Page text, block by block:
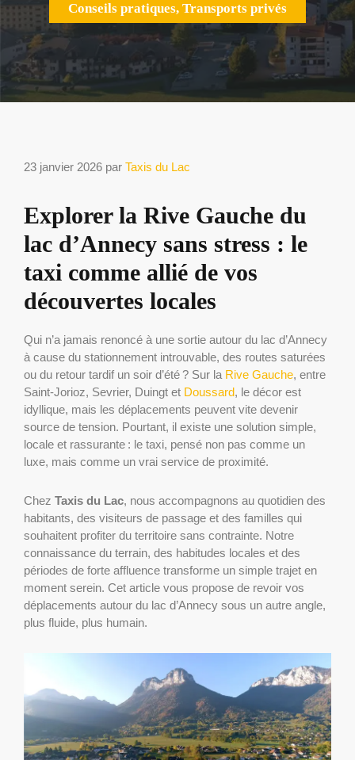
Conseils pratiques, Transports privés
23 janvier 2026 par Taxis du Lac
Explorer la Rive Gauche du
lac d’Annecy sans stress : le
taxi comme allié de vos
découvertes locales
Qui n’a jamais renoncé à une sortie autour du lac d’Annecy
à cause du stationnement introuvable, des routes saturées
ou du retour tardif un soir d’été ? Sur la Rive Gauche, entre
Saint-Jorioz, Sevrier, Duingt et Doussard, le décor est
idyllique, mais les déplacements peuvent vite devenir
source de tension. Pourtant, il existe une solution simple,
locale et rassurante : le taxi, pensé non pas comme un
luxe, mais comme un vrai service de proximité.
Chez Taxis du Lac, nous accompagnons au quotidien des
habitants, des visiteurs de passage et des familles qui
souhaitent profiter du territoire sans contrainte. Notre
connaissance du terrain, des habitudes locales et des
périodes de forte affluence transforme un simple trajet en
moment serein. Cet article vous propose de revoir vos
déplacements autour du lac d’Annecy sous un autre angle,
plus fluide, plus humain.